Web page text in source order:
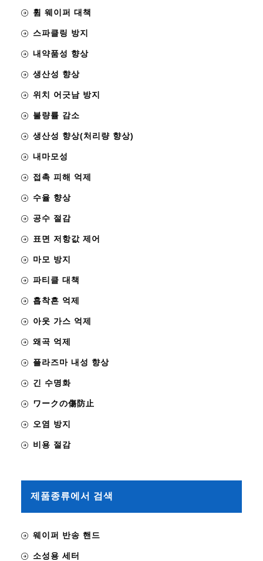
휨 웨이퍼 대책
스파클링 방지
내약품성 향상
생산성 향상
위치 어긋남 방지
불량률 감소
생산성 향상(처리량 향상)
내마모성
접촉 피해 억제
수율 향상
공수 절감
표면 저항값 제어
마모 방지
파티클 대책
흡착흔 억제
아웃 가스 억제
왜곡 억제
플라즈마 내성 향상
긴 수명화
ワークの傷防止
오염 방지
비용 절감
제품종류에서 검색
웨이퍼 반송 핸드
소성용 세터